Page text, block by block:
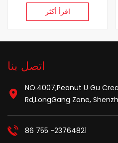
اقرأ أكثر
اتصل بنا
NO.4007,Peanut U Gu
Rd,LongGang Zone,
86 755 -23764821